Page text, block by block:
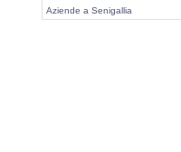
Aziende a Senigallia